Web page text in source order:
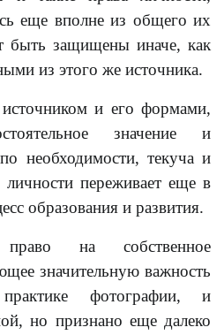
еще вполне из общего их
быть защищены иначе, как
из этого же источника.
и его формами,
значение и
необходимости, текуча и
личности переживает еще в
образования и развития.
на собственное
значительную важность
фотографии, и
но признано еще далеко